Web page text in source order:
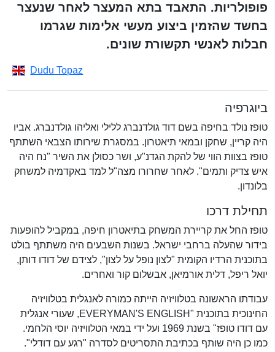
פופולריות. התאבד בתא המעצר לאחר שנעצר
בחשד שהזמין ביצוע מעשי אלימות שגרמו
חבלות לאנשי תקשורת שונים.
Dudu Topaz
ביוגרפיה
טופז נולד בחיפה בשם דוד גולדנברג ללילי ואליהו גולדנברג. אביו
היה קריין, שחקן ובמאי תיאטרון. במסגרת שירותו הצבאי השתתף
טופז בצוות הווי של להקת הגדנ"ע, ושר כסולן את השיר "נח היה
איש צדיק ותמים". לאחר שחרורו מצה"ל למד באקדמיה למשחק
בלונדון.
תחילת דרכו
טופז החל את קריירת המשחק בתיאטרון חיפה, במקביל להופעות
בידור שהעלה ברחבי ישראל. בשנות השבעים היה משתתף בולט
בתוכנית הרדיו הקומית "לצון נופל על לצון", לצידם של דודו דותן,
יואל ריפל, דלית אורמיאן, אבשלום קור ואחרים.
עבודתו הראשונה בטלוויזיה הייתה כמורה לאנגלית בטלוויזיה
החינוכית בתוכנית "EVERYMAN'S ENGLISH, שעורי אנגלית
עם דודו טופז" בשנת 1969 ועל ידי במאי הטלוויזיה יוסי הלחמי.
כמו כן היה שותף בכתיבת התסריטים לסדרה "רגע עם דודלי".